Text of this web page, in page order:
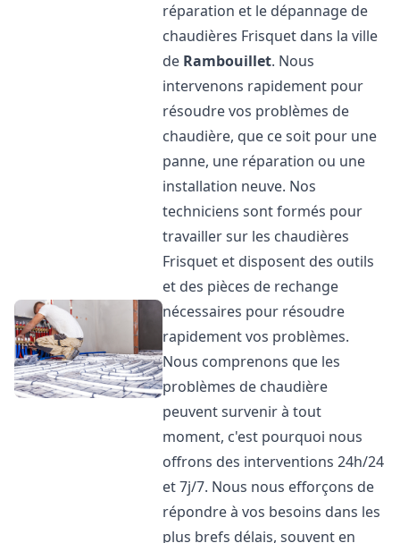
réparation et le dépannage de
chaudières Frisquet dans la ville
de Rambouillet. Nous
intervenons rapidement pour
résoudre vos problèmes de
chaudière, que ce soit pour une
panne, une réparation ou une
installation neuve. Nos
techniciens sont formés pour
travailler sur les chaudières
Frisquet et disposent des outils
et des pièces de rechange
nécessaires pour résoudre
rapidement vos problèmes.
Nous comprenons que les
problèmes de chaudière
peuvent survenir à tout
moment, c'est pourquoi nous
offrons des interventions 24h/24
et 7j/7. Nous nous efforçons de
répondre à vos besoins dans les
plus brefs délais, souvent en